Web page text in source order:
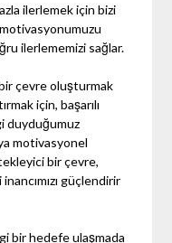
ilerlemek için bizi
motivasyonumuzu
ilerlememizi sağlar.
çevre oluşturmak
için, başarılı
duyduğumuz
motivasyonel
bir çevre,
güçlendirir
bir hedefe ulaşmada